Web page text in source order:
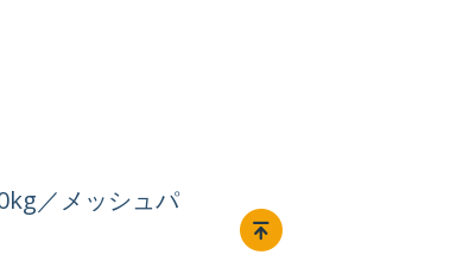
／メッシュパ